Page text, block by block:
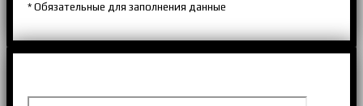
* Обязательные для заполнения данные